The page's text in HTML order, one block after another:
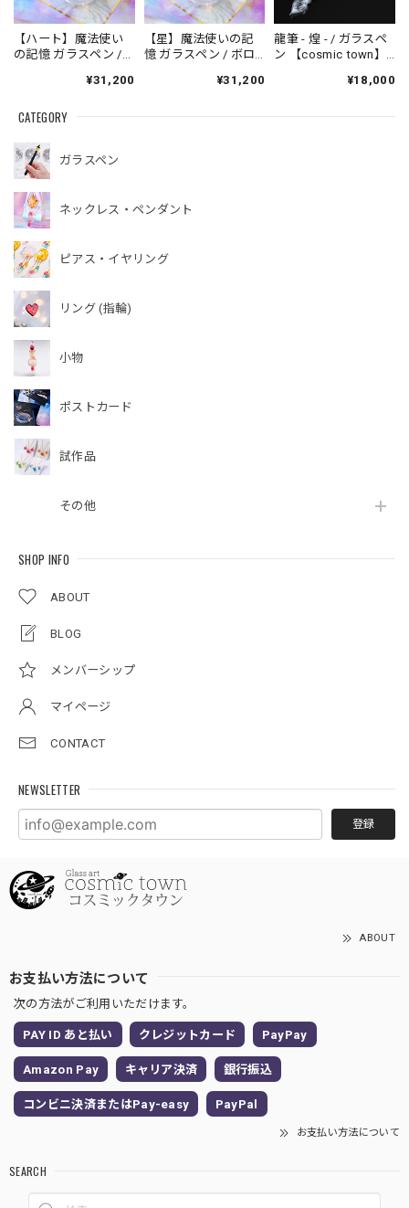
CATEGORY
ガラスペン
ネックレス・ペンダント
ピアス・イヤリング
リング (指輪)
小物
ポストカード
試作品
その他
SHOP INFO
ABOUT
BLOG
メンバーシップ
マイページ
CONTACT
NEWSLETTER
登録
【ハート】魔法使い
の記憶 ガラスペン /
【cosmic town】¥31,200
【星】魔法使いの記
憶 ガラスペン / ボロ
town】250622-4¥31,200
龍筆 - 煌 - / ガラスペ
ン 【cosmic town】
¥18,000
ABOUT
お支払い方法について
次の方法がご利用いただけます。
PAY ID あと払い クレジットカード PayPay
Amazon Pay キャリア決済 銀行振込
コンビニ決済またはPay-easy PayPal
お支払い方法について
SEARCH